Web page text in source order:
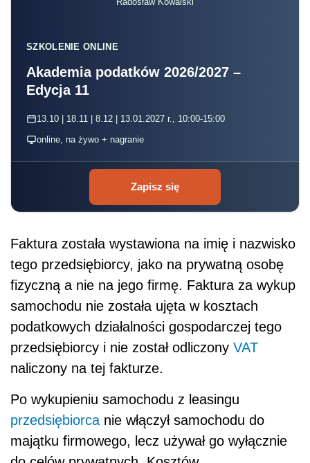
SZKOLENIE ONLINE
Akademia podatków 2026/2027 –
Edycja 11
13.10 | 18.11 | 8.12 | 13.01.2027 r., 10:00-15:00
online, na żywo + nagranie
Zapisz się
Faktura została wystawiona na imię i nazwisko
tego przedsiębiorcy, jako na prywatną osobę
fizyczną a nie na jego firmę. Faktura za wykup
samochodu nie została ujęta w kosztach
podatkowych działalności gospodarczej tego
przedsiębiorcy i nie został odliczony VAT
naliczony na tej fakturze.
Po wykupieniu samochodu z leasingu
przedsiębiorca nie włączył samochodu do
majątku firmowego, lecz używał go wyłącznie